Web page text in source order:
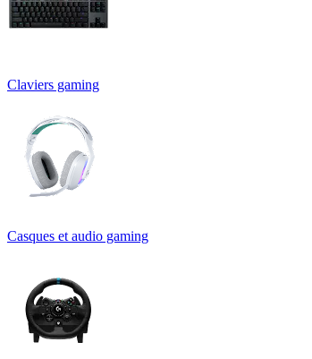
Claviers gaming
Casques et audio gaming